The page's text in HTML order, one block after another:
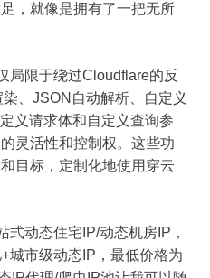
，就像是拥有了一把无所
局限于绕过Cloudflare的反
、JSON自动解析、自定义
义请求体和自定义查询参
灵活性和控制权。这些功
目标，定制化地使用穿云
式动态住宅IP/动态机房IP，
城市级动态IP，最低价格为